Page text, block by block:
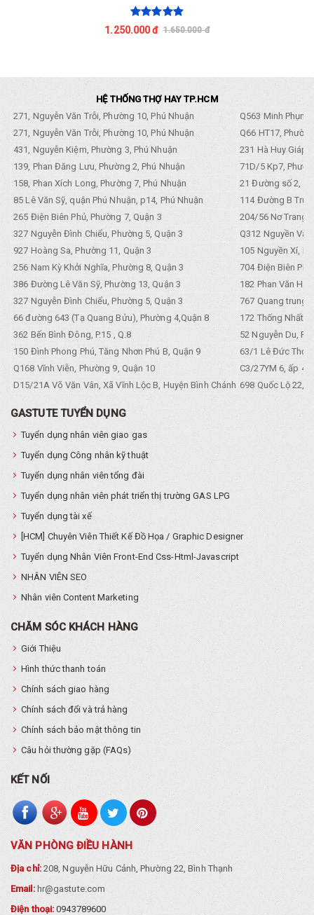
1.250.000 đ 1.350.000 đ
HỆ THỐNG THỢ HAY TP.HCM
271, Nguyễn Văn Trỗi, Phường 10, Phú Nhuận
Q563 Minh
271, Nguyễn Văn Trỗi, Phường 10, Phú Nhuận
Q66 HT17,
431, Nguyễn Kiệm, Phường 3, Phú Nhuận
231 Hà Huy Giáp,
139, Phan Đăng Lưu, Phường 2, Phú Nhuận
71D/5 Kp7,
158, Phan Xích Long, Phường 7, Phú Nhuận
21 Đường số 2,
85 Lê Văn Sỹ, quận Phú Nhuận, p14, Phú Nhuận
114 Đường B
265 Điện Biên Phủ, Phường 7, Quận 3
204/56 Nơ Trang
327 Nguyễn Đình Chiểu, Phường 5, Quận 3
Q312 Nguyền
927 Hoàng Sa, Phường 11, Quận 3
105 Nguyền Xí,
256 Nam Kỳ Khởi Nghĩa, Phường 8, Quận 3
704 Điện Biên
386 Đường Lê Văn Sỹ, Phường 13, Quận 3
182 Phan Văn
327 Nguyễn Đình Chiểu, Phường 5, Quận 3
767 Quang trung,
66 đường 643 (Tạ Quang Bửu), Phường 4,Quận 8
172 Thống Nhất.
362 Bến Bình Đông, P.15 , Q.8
52 Nguyễn Du,
150 Đình Phong Phú, Tăng Nhơn Phú B, Quận 9
63/1 Lê Đức Thọ,
Q168 Vĩnh Viễn, Phường 9, Quận 10
C3/27YM 6, ấp 4,
D15/21A Võ Văn Vân, Xã Vĩnh Lộc B, Huyện Bình Chánh 698 Quốc Lộ 22,
GASTUTE TUYỂN DỤNG
Tuyển dụng nhân viên giao gas
Tuyển dụng Công nhân kỹ thuật
Tuyển dụng nhân viên tổng đài
Tuyển dụng nhân viên phát triển thị trường GAS LPG
Tuyển dụng tài xế
[HCM] Chuyên Viên Thiết Kế Đồ Họa / Graphic Designer
Tuyển dụng Nhân Viên Front-End Css-Html-Javascript
NHÂN VIÊN SEO
Nhân viên Content Marketing
CHĂM SÓC KHÁCH HÀNG
Giới Thiệu
Hình thức thanh toán
Chính sách giao hàng
Chính sách đổi và trả hàng
Chính sách bảo mật thông tin
Câu hỏi thường gặp (FAQs)
KẾT NỐI
VĂN PHÒNG ĐIỀU HÀNH
Địa chỉ:208, Nguyễn Hữu Cảnh, Phường 22, Bình Thạnh
Email: hr@gastute.com
Điện thoại:0943789600